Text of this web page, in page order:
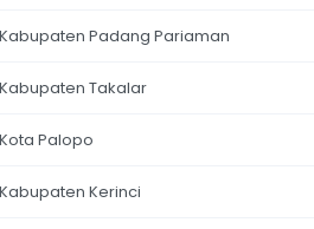
Kabupaten Padang Pariaman
Kabupaten Takalar
Palopo
Kerinci